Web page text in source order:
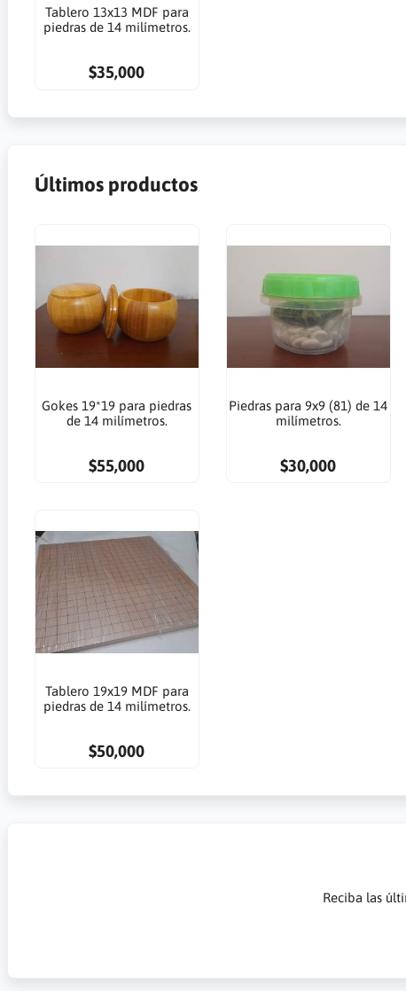
Tablero 13x13 MDF para
piedras de 14 milímetros.
$35,000
Últimos productos
Gokes 19*19 para piedras
de 14 milímetros.
$55,000
Piedras para 9x9 (81) de 14
milímetros.
$30,000
Tablero 19x19 MDF para
piedras de 14 milímetros.
$50,000
Reciba las